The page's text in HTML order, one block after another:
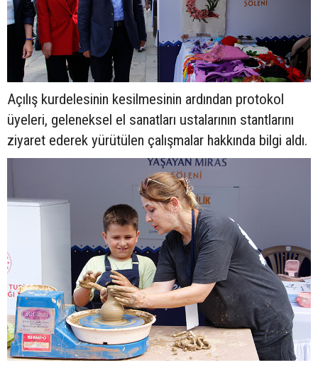
Açılış kurdelesinin kesilmesinin ardından protokol
üyeleri, geleneksel el sanatları ustalarının stantlarını
ziyaret ederek yürütülen çalışmalar hakkında bilgi aldı.